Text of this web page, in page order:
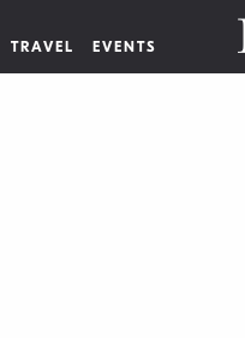
TRAVEL EVENTS